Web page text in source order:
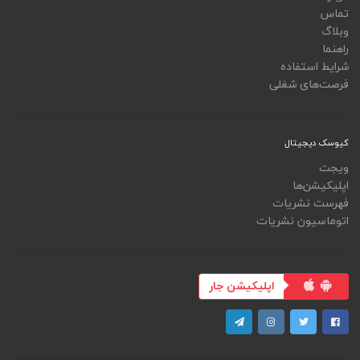
تماس
وبلاگ
راهنما
شرایط استفاده
فرصت‌های شغلی
کیوسک دیجیتال
ویجت
اپلیکیشن‌ها
فهرست نشریات
اتوماسیون نشریات
اپلیکیشن جار